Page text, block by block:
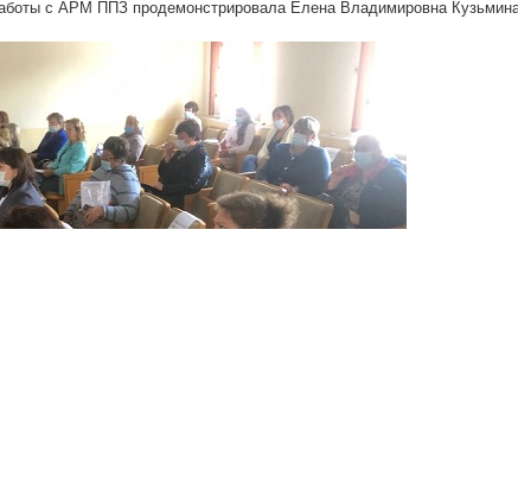
с АРМ ППЗ продемонстрировала Елена Владимировна